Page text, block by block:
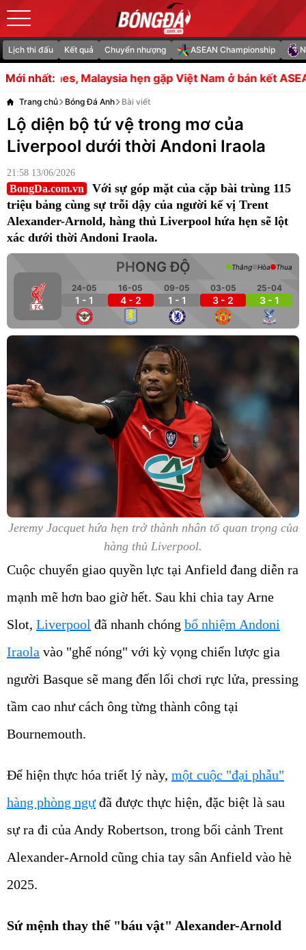
Lịch thi đấu Kết quả Chuyển nhượng ASEAN Championship
Mới nhất:
hẹn gặp Việt Nam ở bán kết ASEAN Cup Việc gia
Trang chủ Bóng Đá Anh Bài viết
Lộ diện bộ tứ vệ trong mơ của
Liverpool dưới thời Andoni Iraola
21:58 13/06/2026
BongDa.com.vn
Với sự góp mặt của cặp bài trùng 115
triệu bảng cùng sự trỗi dậy của người kế vị Trent
Alexander-Arnold, hàng thủ Liverpool hứa hẹn sẽ lột
xác dưới thời Andoni Iraola.
PHONG ĐỘ
24-05
1 - 1
16-05
4 - 2
09-05
1 - 1
03-05
3 - 2
25-04
3 - 1
Thắng Hòa Thua
Jeremy Jacquet hứa hẹn trở thành nhân tố quan trọng của
hàng thủ Liverpool.
Cuộc chuyển giao quyền lực tại Anfield đang diễn ra
mạnh mẽ hơn bao giờ hết. Sau khi chia tay Arne
Slot, Liverpool đã nhanh chóng bổ nhiệm Andoni
Iraola vào "ghế nóng" với kỳ vọng chiến lược gia
người Basque sẽ mang đến lối chơi rực lửa, pressing
tầm cao như cách ông từng thành công tại
Bournemouth.
Để hiện thực hóa triết lý này, một cuộc "đại phẫu"
hàng phòng ngựđã được thực hiện, đặc biệt là sau
sự ra đi của Andy Robertson, trong bối cảnh Trent
Alexander-Arnold cũng chia tay sân Anfield vào hè
2025.
Sứ mệnh thay thế "báu vật" Alexander-Arnold